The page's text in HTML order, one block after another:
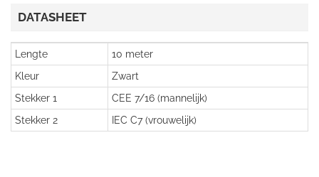
DATASHEET
Lengte
10 meter
Kleur
Zwart
Stekker 1
CEE 7/16 (mannelijk)
Stekker 2
IEC C7 (vrouwelijk)